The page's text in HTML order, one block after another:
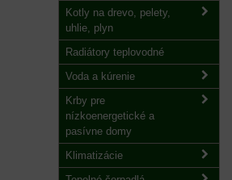
Kotly na drevo, pelety,
uhlie, plyn
Radiátory teplovodné
Voda a kúrenie
Krby pre
nízkoenergetické a
pasívne domy
Klimatizácie